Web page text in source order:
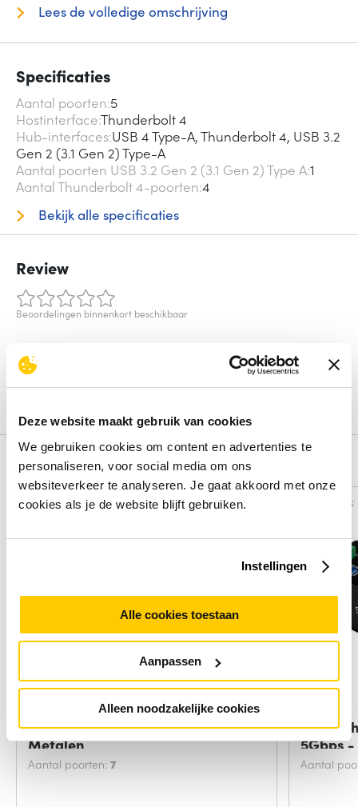
Deze website maakt gebruik van cookies
We gebruiken cookies om content en advertenties te
personaliseren, voor social media om ons
websiteverkeer te analyseren. Je gaat akkoord met onze
cookies als je de website blijft gebruiken.
Instellingen
Alle cookies toestaan
Aanpassen
Alleen noodzakelijke cookies
Lees de volledige omschrijving
Specificaties
Aantal poorten 5
HostinterfaceThunderbolt 4
Hub-interfaces USB 4 Type-A, Thunderbolt 4, USB 3.2
Gen 2 (3.1 Gen 2) Type-A
Aantal poorten USB 3.2 Gen 2 (3.1 Gen 2) Type A1
Aantal Thunderbolt 4-poorten 4
Bekijk alle specificaties
Review
Beoordelingen binnenkort beschikbaar
review.
Alternatieven
Vergelijk
StarTech.com 7-Port USB 2.0 hub -
Metalen
Aantal poorten: 7
Vergelijk
5Gbps -
Aantal